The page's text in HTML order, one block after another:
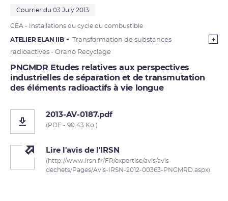
Courrier du 03 July 2013
CEA - Installations du cycle du combustible
ATELIER ELAN IIB
Transformation de substances
radioactives - Orano Recyclage
PNGMDR Etudes relatives aux perspectives
industrielles de séparation et de transmutation
des éléments radioactifs à vie longue
2013-AV-0187.pdf
(PDF - 90.43 Ko )
Lire l'avis de l'IRSN
(http://www.irsn.fr/FR/expertise/avis/avis-
dechets/Pages/Avis-IRSN-2012-00363-PNGMRD.aspx)